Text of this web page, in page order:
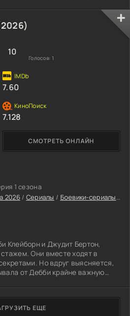
Она умирает на глазах отца, не
на отстранение от службы
Абакулов в
начинает личное
он
1 сезона
2026/ Сериалы / Боевики-сериалы/
Клейборн и Джудит Бертон,
Они вместе ходят в
Но вдруг выясняется,
от Дебби крайне важную
СМОТРЕТЬ ОНЛАЙН
10
Голосов: 1
7.60
7.128
ЕЩЕ